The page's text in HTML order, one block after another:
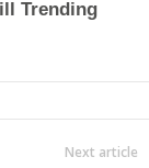
Next article